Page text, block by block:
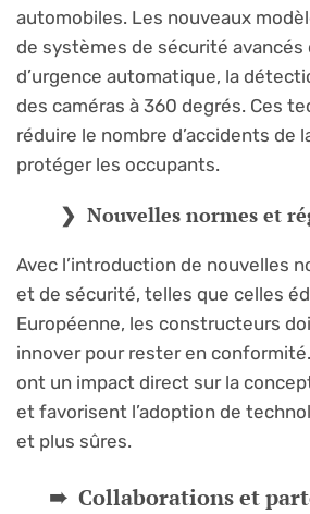
automobiles. Les nouveaux
de systèmes de sécurité avancés
d’urgence automatique, la
des caméras à 360 degrés. Ces
réduire le nombre d’accidents de
protéger les occupants.
Nouvelles normes et
Avec l’introduction de nouvelles
et de sécurité, telles que celles
Européenne, les constructeurs
innover pour rester en
ont un impact direct sur la
et favorisent l’adoption de
et plus sûres.
Collaborations et